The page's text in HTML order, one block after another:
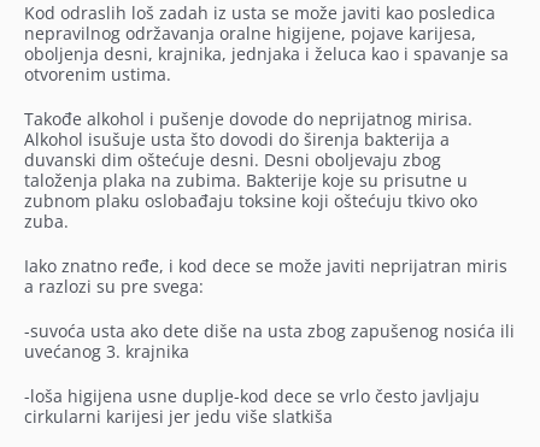
Kod odraslih loš zadah iz usta se može javiti kao posledica
nepravilnog održavanja oralne higijene, pojave karijesa,
oboljenja desni, krajnika, jednjaka i želuca kao i spavanje sa
otvorenim ustima.
Takođe alkohol i pušenje dovode do neprijatnog mirisa.
Alkohol isušuje usta što dovodi do širenja bakterija a
duvanski dim oštećuje desni. Desni oboljevaju zbog
taloženja plaka na zubima. Bakterije koje su prisutne u
zubnom plaku oslobađaju toksine koji oštećuju tkivo oko
zuba.
Iako znatno ređe, i kod dece se može javiti neprijatran miris
a razlozi su pre svega:
-suvoća usta ako dete diše na usta zbog zapušenog nosića ili
uvećanog 3. krajnika
-loša higijena usne duplje-kod dece se vrlo često javljaju
cirkularni karijesi jer jedu više slatkiša